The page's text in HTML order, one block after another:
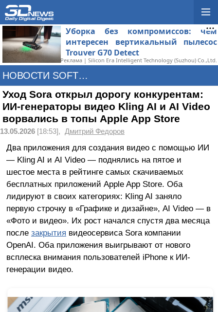
Уборка без компромиссов: чем
интересен вертикальный пылесос
Trouver G70 Detect
Реклама | Silicon Era Intelligent Technology (Suzhou) Co.,Ltd.
НОВОСТИ SOFTWARE
Уход Sora открыл дорогу конкурентам:
ИИ-генераторы видео Kling AI и AI Video
ворвались в топы Apple App Store
13.05.2026 [18:53], Дмитрий Федоров
Два приложения для создания видео с помощью ИИ
— Kling AI и AI Video — поднялись на пятое и
шестое места в рейтинге самых скачиваемых
бесплатных приложений Apple App Store. Оба
лидируют в своих категориях: Kling AI заняло
первую строчку в «Графике и дизайне», AI Video — в
«Фото и видео». Их рост начался спустя два месяца
после закрытия видеосервиса Sora компании
OpenAI. Оба приложения выигрывают от нового
всплеска внимания пользователей iPhone к ИИ-
генерации видео.